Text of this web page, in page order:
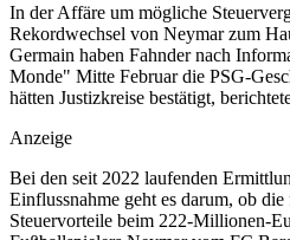
In der Affäre um mögliche
Rekordwechsel von Neymar zum
Germain haben Fahnder nach
Monde" Mitte Februar die PSG-
hätten Justizkreise bestätigt,
Anzeige
Bei den seit 2022 laufenden
Einflussnahme geht es darum, ob
Steuervorteile beim 222-Millionen-